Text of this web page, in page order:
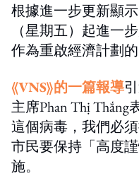
根據進一步更新顯
（星期五）起進一
作為重啟經濟計劃的
《VNS》的一篇報導
主席Phan Thị
這個病毒，我們必
市民要保持「高度
施。